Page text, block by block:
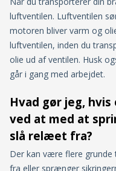
luftventilen. Luftventilen
motoren bliver varm og
luftventilen, inden du
olie ud af ventilen. Husk
går i gang med arbejdet.
Hvad gør jeg,
ved at med at
slå relæet fra?
Der kan være flere
fra eller sprænger